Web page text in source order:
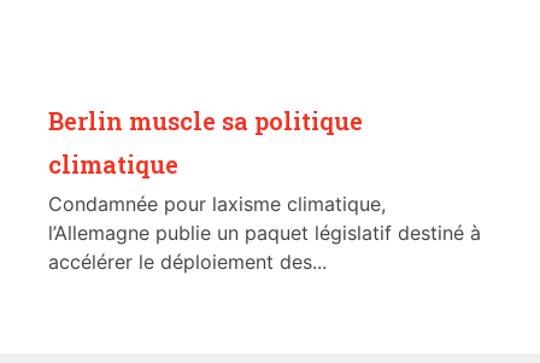
Berlin muscle sa politique
climatique
Condamnée pour laxisme climatique,
l’Allemagne publie un paquet législatif destiné à
accélérer le déploiement des...